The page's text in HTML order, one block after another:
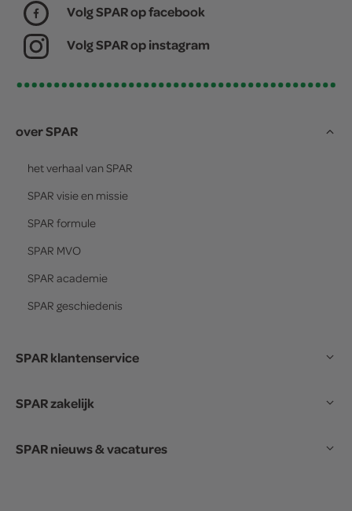
Volg SPAR op facebook
Volg SPAR op instagram
over SPAR
het verhaal van SPAR
SPAR visie en missie
SPAR formule
SPAR MVO
SPAR academie
SPAR geschiedenis
SPAR klantenservice
SPAR zakelijk
SPAR nieuws & vacatures